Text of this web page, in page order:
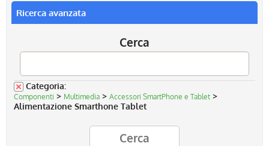
Batterie & Alimentatori
Lampade proiettori
Ricerca avanzata
Cerca
Categoria:
Componenti > Multimedia > Accessori SmartPhone e Tablet >
Alimentazione Smarthone Tablet